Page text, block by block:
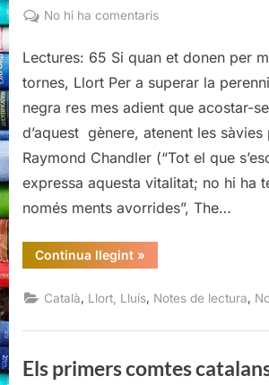
on
No hi ha comentarisa
quan
per
mort
un
dia
tornes,
Lectures: 65 Si quan et donen per
tornes, Llort Per a superar la
negra res mes adient que acostar-
d’aquest gènere, atenent les sàvies
Raymond Chandler (“Tot el que
expressa aquesta vitalitat; no hi ha
només ments avorrides”, The…
Continua llegint“Si
quan
donen
per
un
Llort”
»
Català Llort, Lluís Notes de lectura
Els primers comtes